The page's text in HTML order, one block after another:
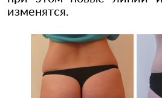
изменятся.